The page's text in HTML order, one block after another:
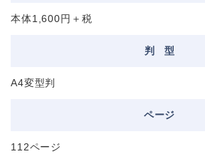
本体1,600円＋税
判 型
A4変型判
ページ
112ページ